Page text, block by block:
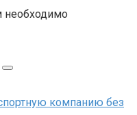
необходимо
компанию без